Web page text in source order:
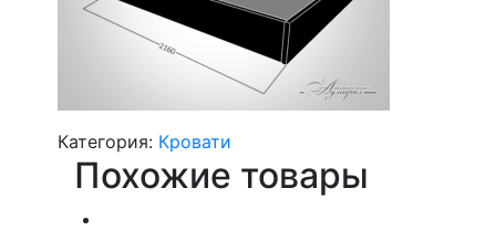
Категория: Кровати
Похожие товары